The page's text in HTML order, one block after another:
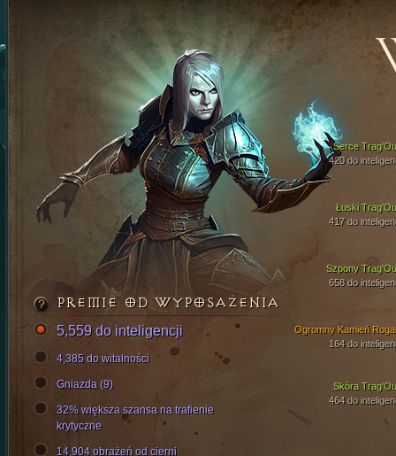
Łuski
417 do
Szpony
658 do
Serce
420 do
Skóra
464 do
Ogromny Kamień
164 do
PREMIE OD WYPOSAŻENIA
5,559 do inteligencji
4,385 do witalności
Gniazda (9)
32% większa szansa na trafienie
krytyczne
14,904 obrażeń od cierni